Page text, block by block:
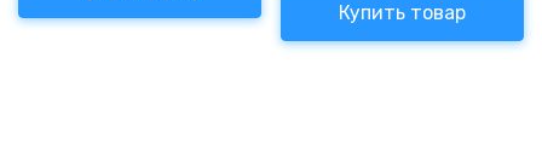
Купить товар